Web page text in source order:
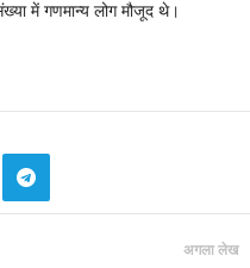
में गणमान्य लोग मौजूद थे।
अगला लेख